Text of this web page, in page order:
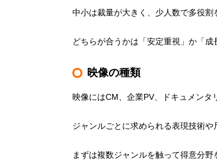
中小は裁量が大きく、少人数で多役割
どちらが合うかは「安定重視」か「成
映像の種類
映像にはCM、企業PV、ドキュメンタ
ジャンルごとに求められる表現技術
まずは複数ジャンルを触って得意分野